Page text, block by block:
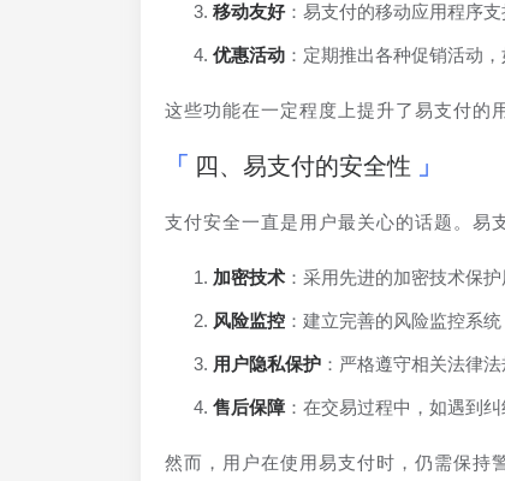
移动友好：易支付的移动应用程序
优惠活动 ：定期推出各种促销活动
这些功能在一定程度上提升了易支付的
四、易支付的安全性
支付安全一直是用户最关心的话题。易
加密技术 ：采用先进的加密技术保
风险监控 ：建立完善的风险监控系
用户隐私保护 ：严格遵守相关法律
售后保障 ：在交易过程中，如遇到
然而，用户在使用易支付时，仍需保持